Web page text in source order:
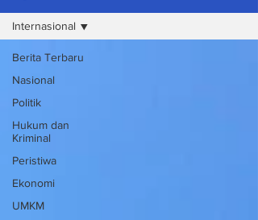
Berita Terbaru
Nasional
Politik
Hukum dan
Kriminal
Peristiwa
Ekonomi
UMKM
Internasional